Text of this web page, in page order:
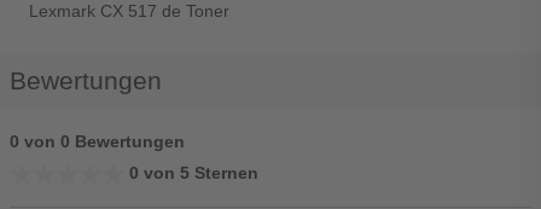
Lexmark CX 517 de Toner
Bewertungen
0 von 0 Bewertungen
0 von 5 Sternen